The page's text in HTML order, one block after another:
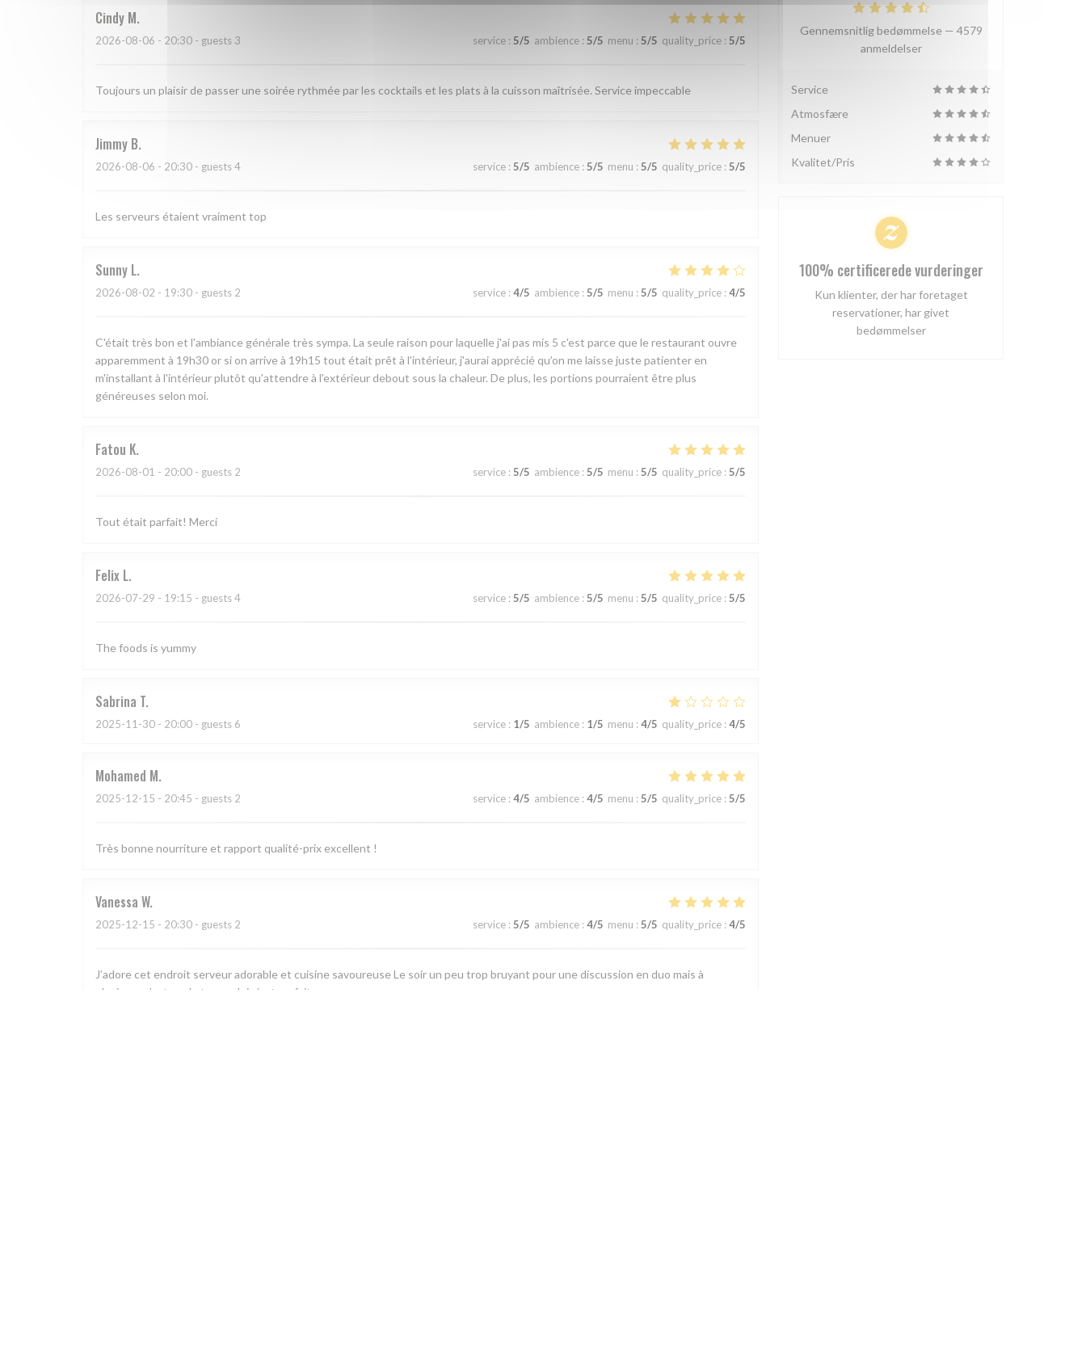
Cindy M
2026-08-06 - 20:30 - guests 3 service : 5/5 ambience : 5/5 menu : 5/5 quality_price : 5/5
Toujours un plaisir de passer une soirée rythmée par les cocktails et les plats à la cuisson maîtrisée. Service impeccable
Jimmy B
2026-08-06 - 20:30 - guests 4 service :5/5 ambience :5/5 menu :5/5 quality_price :5/5
Les serveurs étaient vraiment top
Sunny L
2026-08-02 - 19:30 - guests 2 service : 4/5 ambience : 5/5 menu : 5/5 quality_price : 4/5
C'était très bon et l'ambiance générale très sympa. La seule raison pour laquelle j'ai pas mis 5 c'est parce que le restaurant ouvre
apparemment à 19h30 or si on arrive à 19h15 tout était prêt à l'intérieur, j'aurai apprécié qu’on me laisse juste patienter en
m'installant à l'intérieur plutôt qu'attendre à l'extérieur debout sous la chaleur. De plus, les portions pourraient être plus
généreuses selon moi.
Fatou K
2026-08-01 - 20:00 - guests 2 service : 5/5 ambience : 5/5 menu : 5/5 quality_price : 5/5
Tout était parfait! Merci
Felix L
2026-07-29 - 19:15 - guests 4 service : 5/5 ambience : 5/5 menu : 5/5 quality_price : 5/5
The foods is yummy
Sabrina T
2025-11-30 - 20:00 - guests 6 service : 1/5 ambience : 1/5 menu : 4/5 quality_price : 4/5
Mohamed M
2025-12-15 - 20:45 - guests 2 service : 4/5 ambience : 4/5 menu : 5/5 quality_price : 5/5
Très bonne nourriture et rapport qualité-prix excellent !
Vanessa W
2025-12-15 - 20:30 - guests 2 service : 5/5 ambience : 4/5 menu : 5/5 quality_price : 4/5
J’adore cet endroit serveur adorable et cuisine savoureuse Le soir un peu trop bruyant pour une discussion en duo mais à
plusieurs c’est cool et pour dej c’est parfait
Gennemsnitlig bedømmelse — 4579
anmeldelser
Service
Atmosfære
Menuer
Kvalitet/Pris
100% certificerede vurderinger
Kun klienter, der har foretaget
reservationer, har givet
bedømmelser